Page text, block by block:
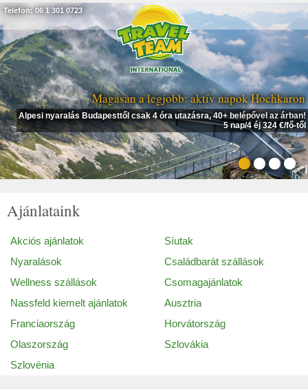
Magasan a legjobb: aktív napok Hochkaron
Alpesi nyaralás Budapesttől csak 4 óra utazásra, 40+ belépővel az árban!
5 nap/4 éj 324 €/fő-től
Telefon: 06 1 301 0723
Ajánlataink
Akciós ajánlatok
Síutak
Nyaralások
Családbarát szállások
Wellness szállások
Csomagajánlatok
Nassfeld kiemelt ajánlatok
Ausztria
Franciaország
Horvátország
Olaszország
Szlovákia
Szlovénia